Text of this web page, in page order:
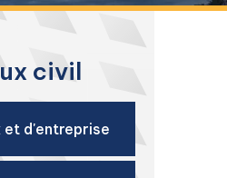
civil
et d'entreprise